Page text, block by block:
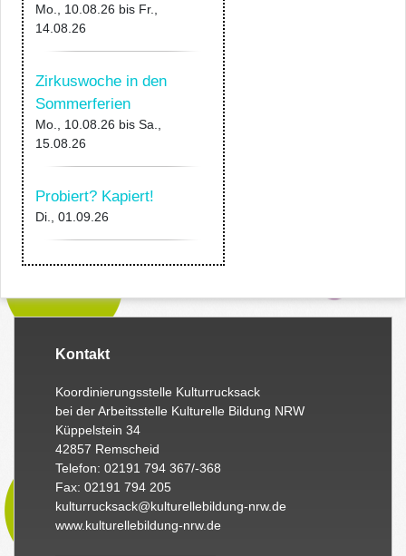
Mo., 10.08.26 bis Fr.,
14.08.26
Zirkuswoche in den
Sommerferien
Mo., 10.08.26 bis Sa.,
15.08.26
Probiert? Kapiert!
Di., 01.09.26
Kontakt
Koordinierungsstelle Kulturrucksack
bei der Arbeitsstelle Kulturelle Bildung NRW
Küppelstein 34
42857 Remscheid
Telefon: 02191 794 367/-368
Fax: 02191 794 205
kulturrucksack@kulturellebildung-nrw.de
www.kulturellebildung-nrw.de